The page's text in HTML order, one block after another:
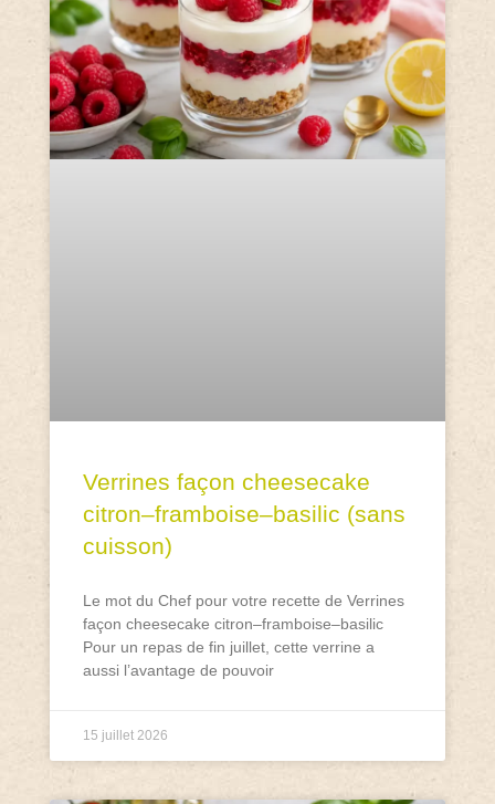
Verrines façon cheesecake
citron–framboise–basilic (sans
cuisson)
Le mot du Chef pour votre recette de Verrines
façon cheesecake citron–framboise–basilic
Pour un repas de fin juillet, cette verrine a
aussi l’avantage de pouvoir
15 juillet 2026